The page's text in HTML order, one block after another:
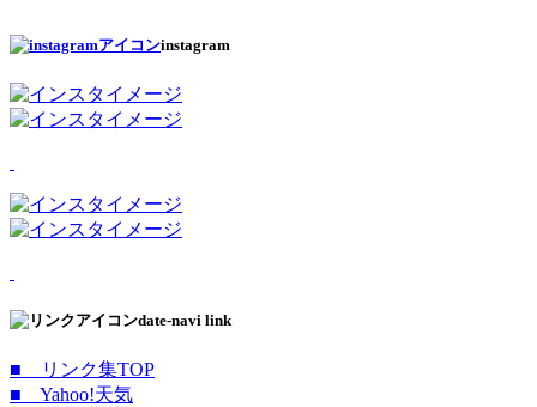
instagram
date-navi link
■ リンク集TOP
■ Yahoo!天気